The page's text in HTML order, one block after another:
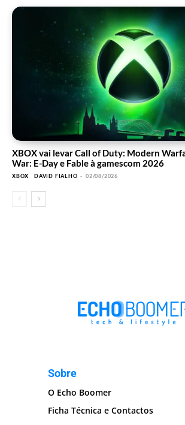
XBOX vai levar Call of Duty: Modern
War: E-Day e Fable à gamescom 2026
XBOX DAVID FIALHO - 02/08/2026
Sobre
O Echo Boomer
Ficha Técnica e Contactos